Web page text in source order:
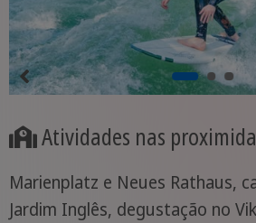
Atividades nas
Marienplatz e Neues Rathaus,
Jardim Inglês, degustação no